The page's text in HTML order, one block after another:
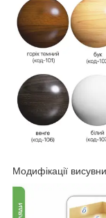
Модифікації